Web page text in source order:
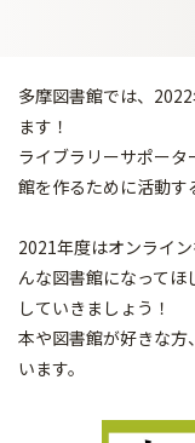
多摩図書館では、
ます！
ライブラリーサポー
館を作るために活動す
2021年度はオンライ
んな図書館になって
していきましょう！
本や図書館が好きな方
います。